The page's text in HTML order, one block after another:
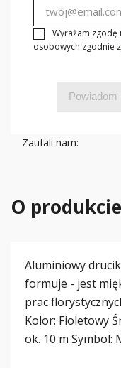
Wyrażam zgodę
osobowych zgodnie z
Powiadom
Zaufali nam:
O produkcie
Aluminiowy
formuje - jest
prac
Kolor: Fioletowy
ok. 10 m Symbol: